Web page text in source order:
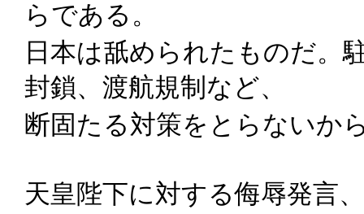
らである。
日本は舐められたものだ。
封鎖、渡航規制など、
断固たる対策をとらないか
天皇陛下に対する侮辱発言